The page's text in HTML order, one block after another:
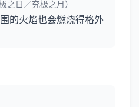
之日／究极之月）
的火焰也会燃烧得格外